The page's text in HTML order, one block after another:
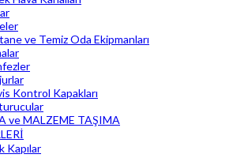
ve Temiz Oda Ekipmanları
Kontrol Kapakları
ve MALZEME TAŞIMA
Kapılar